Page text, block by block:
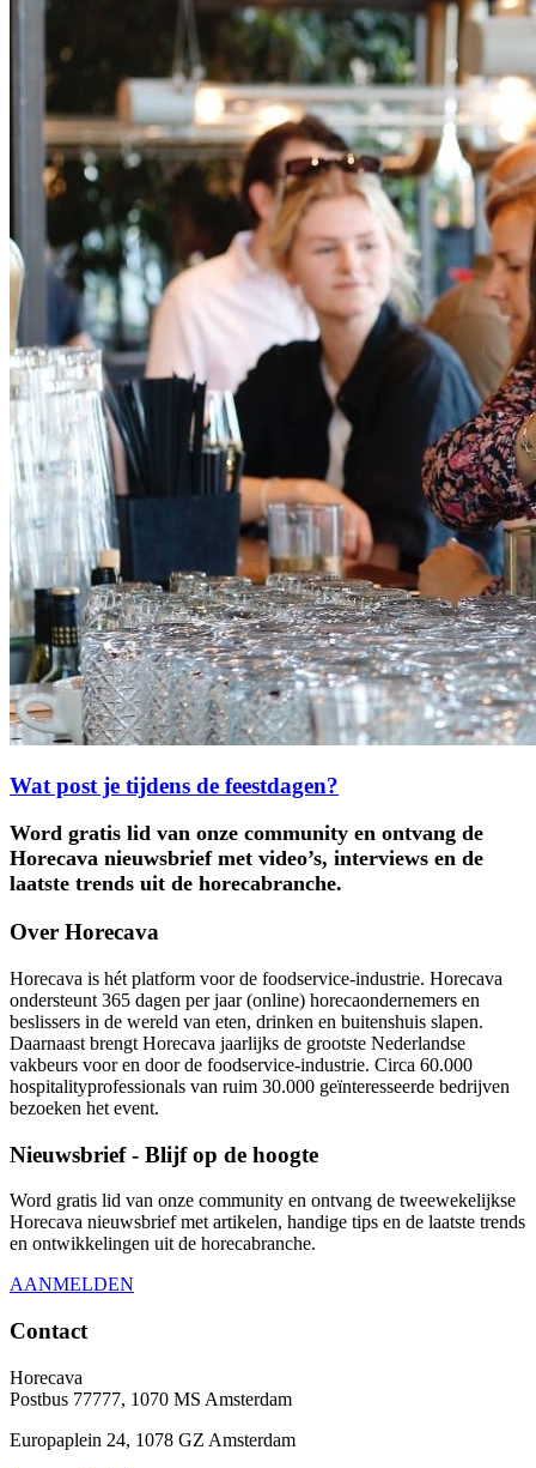
Wat post je tijdens de feestdagen?
Word gratis lid van onze community en ontvang de
Horecava nieuwsbrief met video’s, interviews en de
laatste trends uit de horecabranche.
Over Horecava
Horecava is hét platform voor de foodservice-industrie. Horecava
ondersteunt 365 dagen per jaar (online) horecaondernemers en
beslissers in de wereld van eten, drinken en buitenshuis slapen.
Daarnaast brengt Horecava jaarlijks de grootste Nederlandse
vakbeurs voor en door de foodservice-industrie. Circa 60.000
hospitalityprofessionals van ruim 30.000 geïnteresseerde bedrijven
bezoeken het event.
Nieuwsbrief - Blijf op de hoogte
Word gratis lid van onze community en ontvang de tweewekelijkse
Horecava nieuwsbrief met artikelen, handige tips en de laatste trends
en ontwikkelingen uit de horecabranche.
AANMELDEN
Contact
Horecava
Postbus 77777, 1070 MS Amsterdam
Europaplein 24, 1078 GZ Amsterdam